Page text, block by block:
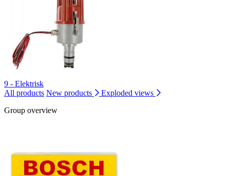
9 - Elektrisk
All products New products
Exploded views
Group overview